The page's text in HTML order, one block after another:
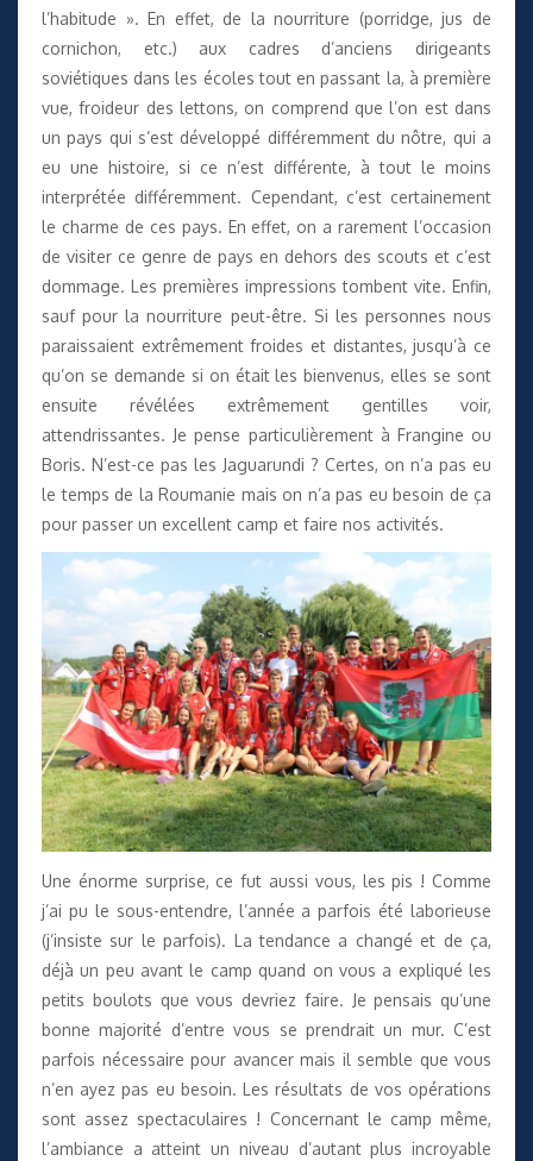
l’habitude ». En effet, de la nourriture (porridge, jus de
cornichon, etc.) aux cadres d’anciens dirigeants
soviétiques dans les écoles tout en passant la, à première
vue, froideur des lettons, on comprend que l’on est dans
un pays qui s’est développé différemment du nôtre, qui a
eu une histoire, si ce n’est différente, à tout le moins
interprétée différemment. Cependant, c’est certainement
le charme de ces pays. En effet, on a rarement l’occasion
de visiter ce genre de pays en dehors des scouts et c’est
dommage. Les premières impressions tombent vite. Enfin,
sauf pour la nourriture peut-être. Si les personnes nous
paraissaient extrêmement froides et distantes, jusqu’à ce
qu’on se demande si on était les bienvenus, elles se sont
ensuite révélées extrêmement gentilles voir,
attendrissantes. Je pense particulièrement à Frangine ou
Boris. N’est-ce pas les Jaguarundi ? Certes, on n’a pas eu
le temps de la Roumanie mais on n’a pas eu besoin de ça
pour passer un excellent camp et faire nos activités.
Une énorme surprise, ce fut aussi vous, les pis ! Comme
j’ai pu le sous-entendre, l’année a parfois été laborieuse
(j’insiste sur le parfois). La tendance a changé et de ça,
déjà un peu avant le camp quand on vous a expliqué les
petits boulots que vous devriez faire. Je pensais qu’une
bonne majorité d’entre vous se prendrait un mur. C’est
parfois nécessaire pour avancer mais il semble que vous
n’en ayez pas eu besoin. Les résultats de vos opérations
sont assez spectaculaires ! Concernant le camp même,
l’ambiance a atteint un niveau d’autant plus incroyable